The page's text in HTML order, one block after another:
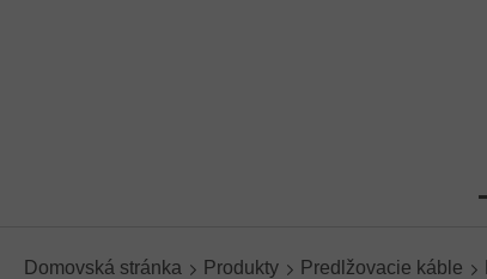
Domovská stránka Produkty Predlžovacie káble